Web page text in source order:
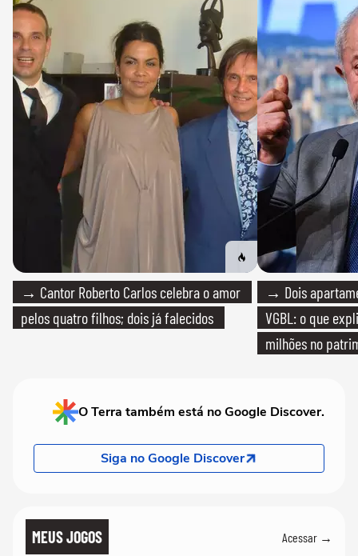
→ Cantor Roberto Carlos celebra o amor
pelos quatro filhos; dois já falecidos
→ Dois
VGBL: o que
milhões no
O Terra também está no Google Discover.
Siga no Google Discover
MEUS JOGOS Acessar →